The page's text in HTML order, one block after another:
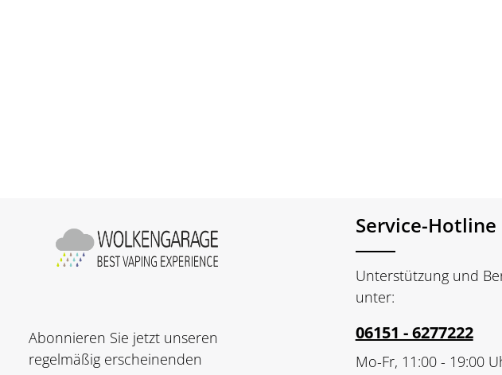
Abonnieren Sie jetzt unseren
regelmäßig erscheinenden
Service-Hotline
Unterstützung und
unter:
06151 - 6277222
Mo-Fr, 11:00 - 19:00